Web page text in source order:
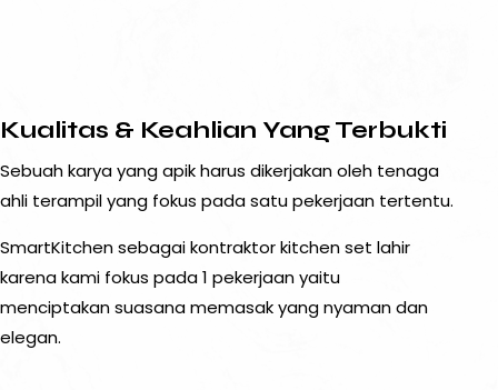
Kualitas & Keahlian Yang Terbukti
Sebuah karya yang apik harus dikerjakan oleh tenaga
ahli terampil yang fokus pada satu pekerjaan tertentu.
SmartKitchen sebagai kontraktor kitchen set lahir
karena kami fokus pada 1 pekerjaan yaitu
menciptakan suasana memasak yang nyaman dan
elegan.